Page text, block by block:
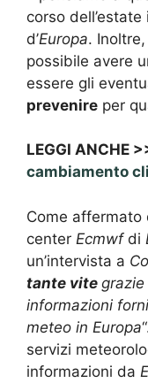
corso dell’estate
d’Europa.
possibile avere
essere gli
prevenire per
LEGGI ANCHE
cambiamento
Come
center Ecmwfdi
un’intervista a
tante vite
informazioni
meteo in Europa
servizi
informazioni da